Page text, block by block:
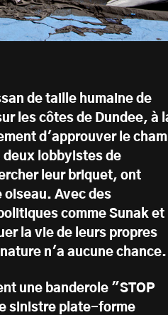
de taille humaine de
les côtes de Dundee, à
d'approuver le
lobbyistes de
leur briquet, ont
oiseau. Avec des
comme Sunak et
la vie de leurs propres
n'a aucune chance.
une banderole "STOP
sinistre plate-forme